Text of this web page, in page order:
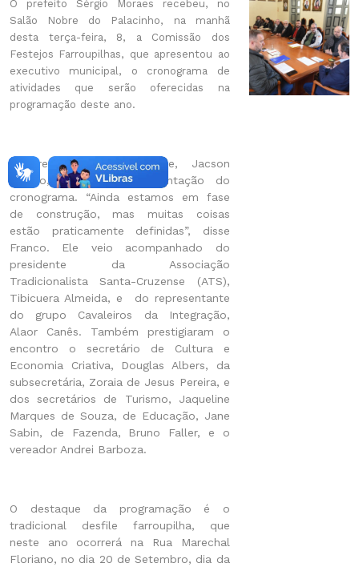
O prefeito Sérgio Moraes recebeu, no
Salão Nobre do Palacinho, na manhã
desta terça-feira, 8, a Comissão dos
Festejos Farroupilhas, que apresentou ao
executivo municipal, o cronograma de
atividades que serão oferecidas na
programação deste ano.
O presidente da entidade, Jacson
Franco, realizou a apresentação do
cronograma. “Ainda estamos em fase
de construção, mas muitas coisas
estão praticamente definidas”, disse
Franco. Ele veio acompanhado do
presidente da Associação
Tradicionalista Santa-Cruzense (ATS),
Tibicuera Almeida, e do representante
do grupo Cavaleiros da Integração,
Alaor Canês. Também prestigiaram o
encontro o secretário de Cultura e
Economia Criativa, Douglas Albers, da
subsecretária, Zoraia de Jesus Pereira, e
dos secretários de Turismo, Jaqueline
Marques de Souza, de Educação, Jane
Sabin, de Fazenda, Bruno Faller, e o
vereador Andrei Barboza.
O destaque da programação é o
tradicional desfile farroupilha, que
neste ano ocorrerá na Rua Marechal
Floriano, no dia 20 de Setembro, dia da